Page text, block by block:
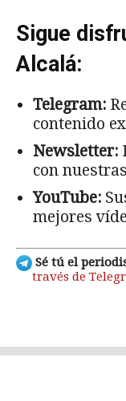
Sigue
Alcalá:
Telegram:
contenido
Newsletter:
con
YouTube:
mejores
Sé tú el
través de